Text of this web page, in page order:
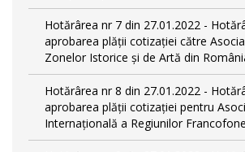
Hotărârea nr 7 din 27.01.2022 -
aprobarea plății cotizației către
Zonelor Istorice și de Artă din
Hotărârea nr 8 din 27.01.2022 -
aprobarea plății cotizației pentru
Internațională a Regiunilor